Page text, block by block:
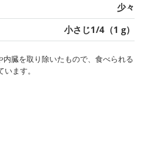
少々
小さじ1/4（1 g）
臓を取り除いたもので、食べられる
ます。